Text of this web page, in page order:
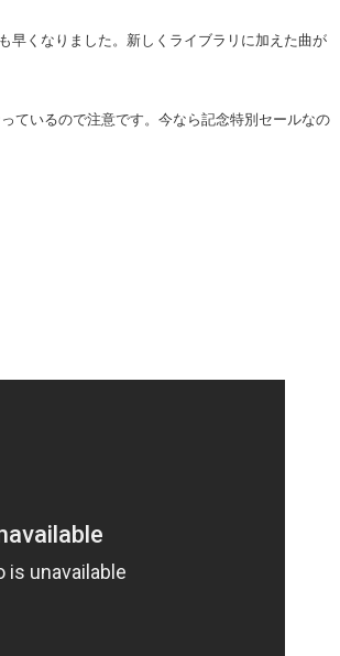
早くなりました。新しくライブラリに加えた曲が
ているので注意です。今なら記念特別セールなの